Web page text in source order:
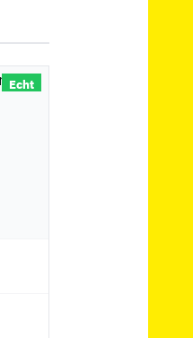
Echt